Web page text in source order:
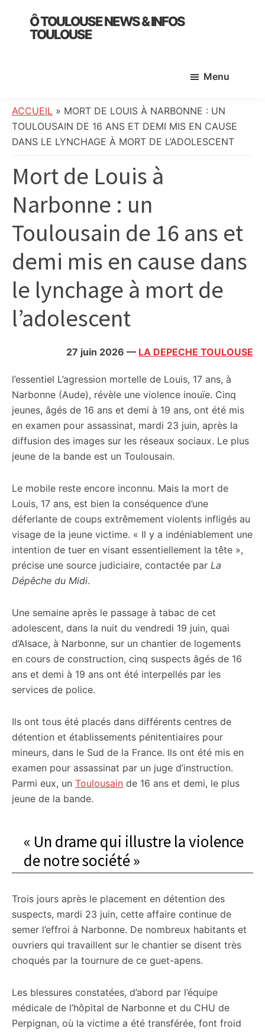
primary
Ô TOULOUSE NEWS & INFOS
TOULOUSE
:
info
locale,
culture,
politique,
météo,
divers
initiatives
citoyennes
Menu
ACCUEIL » MORT DE LOUIS À NARBONNE : UN
TOULOUSAIN DE 16 ANS ET DEMI MIS EN CAUSE
DANS LE LYNCHAGE À MORT DE L’ADOLESCENT
Mort de Louis à
Narbonne : un
Toulousain de 16 ans et
demi mis en cause dans
le lynchage à mort de
l’adolescent
27 juin 2026 — LA DEPECHE TOULOUSE
l’essentiel L’agression mortelle de Louis, 17 ans, à
Narbonne (Aude), révèle une violence inouïe. Cinq
jeunes, âgés de 16 ans et demi à 19 ans, ont été mis
en examen pour assassinat, mardi 23 juin, après la
diffusion des images sur les réseaux sociaux. Le plus
jeune de la bande est un Toulousain.
Le mobile reste encore inconnu. Mais la mort de
Louis, 17 ans, est bien la conséquence d’une
déferlante de coups extrêmement violents infligés au
visage de la jeune victime. « Il y a indéniablement une
intention de tuer en visant essentiellement la tête »,
précise une source judiciaire, contactée par La
Dépêche du Midi.
Une semaine après le passage à tabac de cet
adolescent, dans la nuit du vendredi 19 juin, quai
d’Alsace, à Narbonne, sur un chantier de logements
en cours de construction, cinq suspects âgés de 16
ans et demi à 19 ans ont été interpellés par les
services de police.
Ils ont tous été placés dans différents centres de
détention et établissements pénitentiaires pour
mineurs, dans le Sud de la France. Ils ont été mis en
examen pour assassinat par un juge d’instruction.
Parmi eux, un Toulousain de 16 ans et demi, le plus
jeune de la bande.
« Un drame qui illustre la violence
de notre société »
Trois jours après le placement en détention des
suspects, mardi 23 juin, cette affaire continue de
semer l’effroi à Narbonne. De nombreux habitants et
ouvriers qui travaillent sur le chantier se disent très
choqués par la tournure de ce guet-apens.
Les blessures constatées, d’abord par l’équipe
médicale de l’hôpital de Narbonne et du CHU de
Perpignan, où la victime a été transférée, font froid